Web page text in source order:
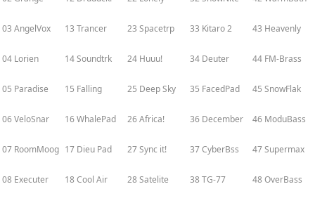
03 AngelVox 13 Trancer 23 Spacetrp 33 Kitaro 2 43 Heavenly
04 Lorien 14 Soundtrk 24 Huuu! 34 Deuter 44 FM-Brass
05 Paradise 15 Falling 25 Deep Sky 35 FacedPad 45 SnowFlak
06 VeloSnar 16 WhalePad 26 Africa! 36 December 46 ModuBass
07 RoomMoog 17 Dieu Pad 27 Sync it! 37 CyberBss 47 Supermax
08 Executer 18 Cool Air 28 Satelite 38 TG-77 48 OverBass